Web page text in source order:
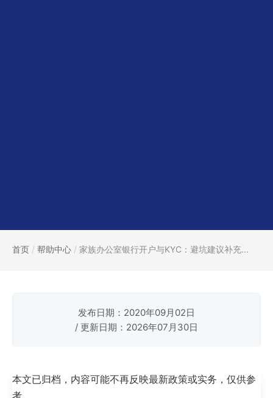
首页 / 帮助中心 / 家族办公室银行开户与KYC：避坑建议补充...
发布日期：2020年09月02日
/ 更新日期：2026年07月30日
本文已归档，内容可能不再反映最新政策或实务，仅供参
考。